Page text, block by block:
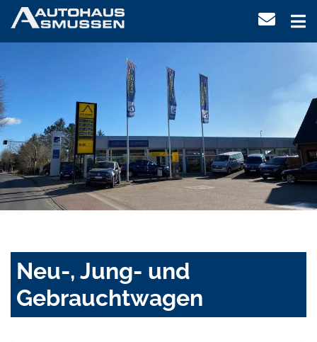
Neu-, Jung- und
Gebrauchtwagen